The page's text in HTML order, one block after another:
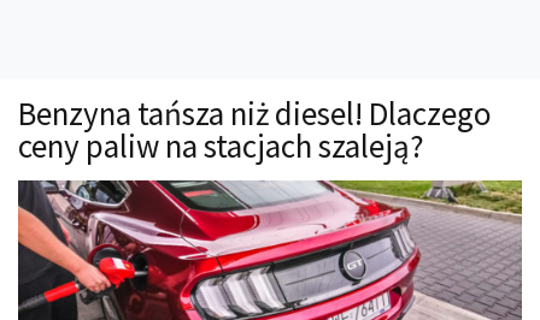
Technika jazdy
Oświetlenie
Kalkulatory
Przelicznik mocy
Auto z niemiec
Benzyna tańsza niż diesel! Dlaczego
ceny paliw na stacjach szaleją?